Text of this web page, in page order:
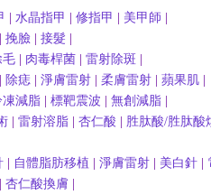
水晶指甲 修指甲 美甲師
挽臉 接髮
毛 肉毒桿菌 雷射除斑
除痣 淨膚雷射 柔膚雷射 蘋果肌
凍減脂 標靶震波 無創減脂
雷射溶脂 杏仁酸 胜肽酸/胜肽酸
自體脂肪移植 淨膚雷射 美白針
杏仁酸換膚